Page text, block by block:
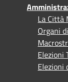
La Città
Organi
Elezioni
Elezioni